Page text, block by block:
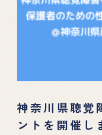
神奈川県聴覚
ントを開催し